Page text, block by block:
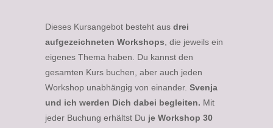
Dieses Kursangebot besteht aus drei
aufgezeichneten Workshops, die jeweils ein
eigenes Thema haben. Du kannst den
gesamten Kurs buchen, aber auch jeden
Workshop unabhängig von einander. Svenja
und ich werden Dich dabei begleiten. Mit
jeder Buchung erhältst Du je Workshop 30